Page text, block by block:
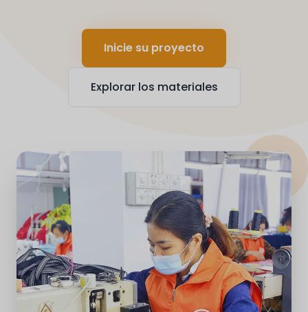
Inicie su proyecto
Explorar los materiales